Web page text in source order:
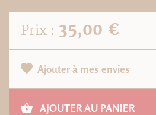
Prix : 35,00 €
Ajouter à mes envies
AJOUTER AU PANIER